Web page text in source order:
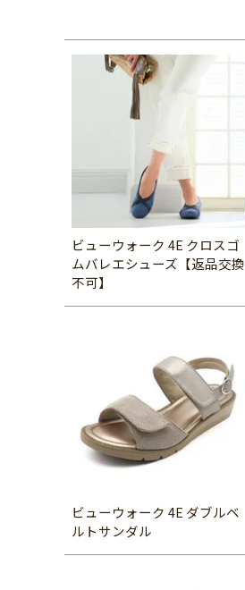
ビューウォーク 4E クロスゴ
ムバレエシューズ【返品交換
不可】
ビューウォーク 4E ダブルベ
ルトサンダル